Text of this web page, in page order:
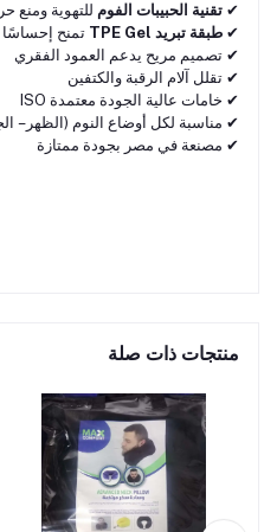
✔ تقنية الحبيبات الفوم للتهوية ومنع
✔ طبقة تبريد TPE Gel
تمنح إحساسًا
✔ تصميم مريح يدعم العمود الفقري
✔ تقلل آلام الرقبة والكتفين
✔ خامات عالية الجودة معتمدة ISO
✔ مناسبة لكل أوضاع النوم (الظهر –
✔ مصنعة في مصر بجودة ممتازة
منتجات ذات صلة